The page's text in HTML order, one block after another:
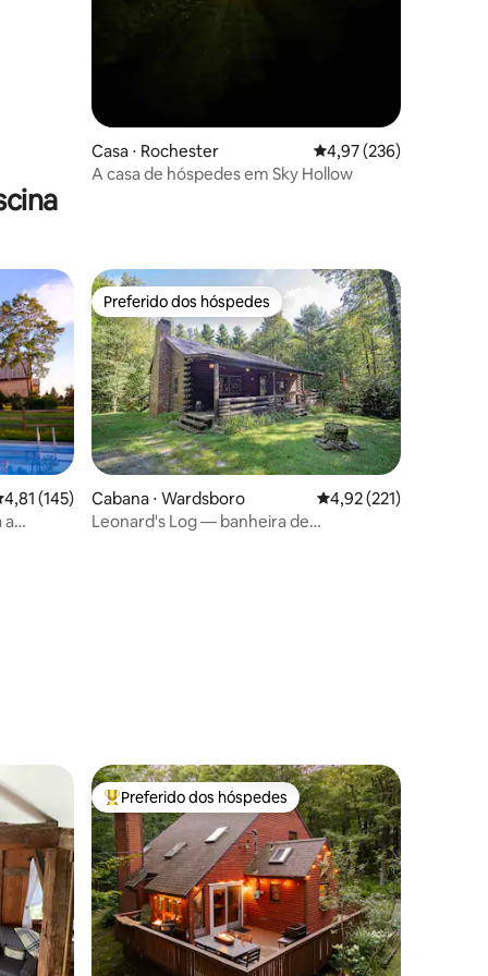
Casa ⋅ Rochester 4,97 de uma avaliação
4,97 (236)
A casa de hóspedes em Sky Hollow
de uma avaliação média de 5, 145 avaliações
4,81 (145)
a
Preferido dos hóspedes
Preferido dos hóspedes
Cabana ⋅ Wardsboro 4,92 de uma avaliação
4,92 (221)
Leonard's Log — banheira de
hóspedes Entre os melhores preferidos dos hóspedes
Preferido dos hóspedes